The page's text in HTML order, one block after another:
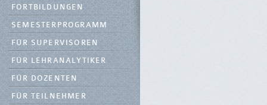
FORTBILDUNGEN
SEMESTERPROGRAMM
FÜR SUPERVISOREN
FÜR LEHRANALYTIKER
FÜR DOZENTEN
FÜR TEILNEHMER